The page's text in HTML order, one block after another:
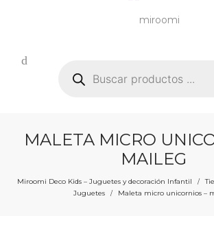
productos
MALETA MICRO
MAILEG
Miroomi Deco Kids – Juguetes y decoración Infantil /
Juguetes / Maleta micro unicornios –